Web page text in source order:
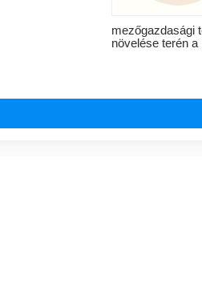
mezőgazdasági
növelése terén